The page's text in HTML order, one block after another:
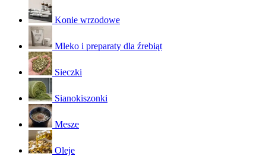
Konie wrzodowe
Mleko i preparaty dla źrebiąt
Sieczki
Sianokiszonki
Mesze
Oleje